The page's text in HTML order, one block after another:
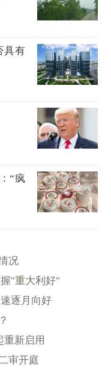
具有
“疯
况
"重大利好"
逐月向好
重新启用
审开庭